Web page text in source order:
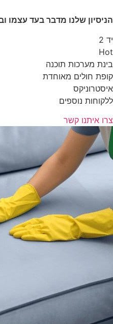
הניסיון שלנו מדבר בעד עצמו
יד 2
Hot
בינת מערכות תוכנה
קופת חולים מאוחדת
איסטרוניקס
ללקוחות נוספים
צרו איתנו קשר